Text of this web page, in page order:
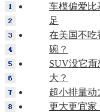
车模偏爱比
足
在美国不吃
碗？
SUV没它
大？
超小排量动
更大更宜家